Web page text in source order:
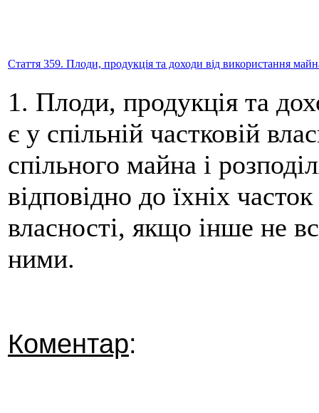
Стаття 359. Плоди, продукція та доходи від використання
1. Плоди, продукція та
є у спільній частковій
спільного майна і
відповідно до їхніх
власності, якщо інше не
ними.
Коментар: